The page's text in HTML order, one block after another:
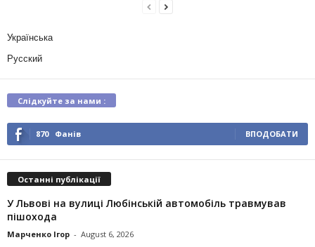
Українська
Русский
Слідкуйте за нами :
870 Фанів ВПОДОБАТИ
Останні публікації
У Львові на вулиці Любінській автомобіль травмував
пішохода
Марченко Ігор - August 6, 2026